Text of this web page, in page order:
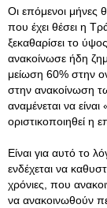
Οι επόμενοι μήνες
που έχει θέσει η
ξεκαθαρίσει το
ανακοίνωσε ήδη
μείωση 60% στην
στην ανακοίνωση
αναμένεται να
οριστικοποιηθεί η
Είναι για αυτό το
ενδέχεται να
χρόνιες, που
να ανακοινωθούν